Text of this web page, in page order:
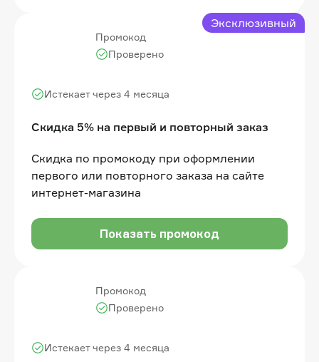
Промокод
Скидка 5% на первый и повторный заказ
Истекает через 4 месяца
Проверено
Скидка по промокоду при оформлении
первого или повторного заказа на сайте
интернет-магазина
Показать промокод
Эксклюзивный
Промокод
Истекает через 4 месяца
Проверено